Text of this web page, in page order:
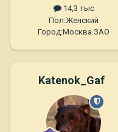
14,3 тыс
Пол:Женский
Город:Москва ЗАО
Katenok_Gaf